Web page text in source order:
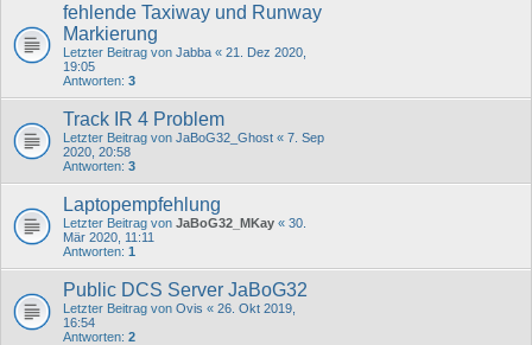
fehlende Taxiway und Runway
Markierung
Letzter Beitrag von Jabba « 21. Dez 2020,
19:05
Antworten: 3
Track IR 4 Problem
Letzter Beitrag von JaBoG32_Ghost « 7. Sep
2020, 20:58
Antworten: 3
Laptopempfehlung
Letzter Beitrag von JaBoG32_MKay « 30.
Mär 2020, 11:11
Antworten: 1
Public DCS Server JaBoG32
Letzter Beitrag von Ovis « 26. Okt 2019,
16:54
Antworten: 2